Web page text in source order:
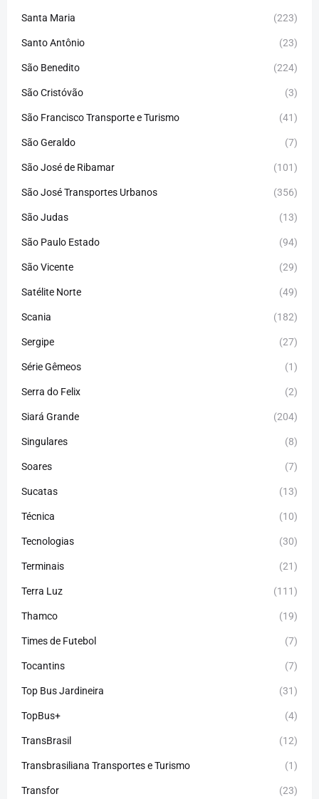
Santa Maria (223)
Santo Antônio (23)
São Benedito (224)
São Cristóvão (3)
São Francisco Transporte e Turismo (41)
São Geraldo (7)
São José de Ribamar (101)
São José Transportes Urbanos (356)
São Judas (13)
São Paulo Estado (94)
São Vicente (29)
Satélite Norte (49)
Scania (182)
Sergipe (27)
Série Gêmeos (1)
Serra do Felix (2)
Siará Grande (204)
Singulares (8)
Soares (7)
Sucatas (13)
Técnica (10)
Tecnologias (30)
Terminais (21)
Terra Luz (111)
Thamco (19)
Times de Futebol (7)
Tocantins (7)
Top Bus Jardineira (31)
TopBus+ (4)
TransBrasil (12)
Transbrasiliana Transportes e Turismo (1)
Transfor (23)